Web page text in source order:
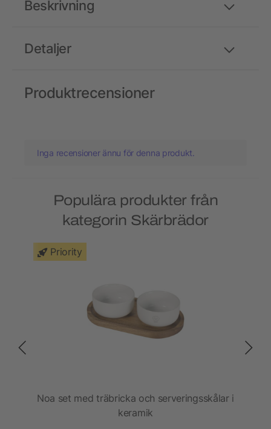
Detaljer
Beskrivning
Produktrecensioner
Inga recensioner ännu för denna produkt.
Populära produkter från
kategorin Skärbrädor
Priority
Noa set med träbricka och serveringsskålar i
keramik